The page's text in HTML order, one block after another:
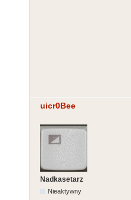
uicr0Bee
Nadkasetarz
Nieaktywny